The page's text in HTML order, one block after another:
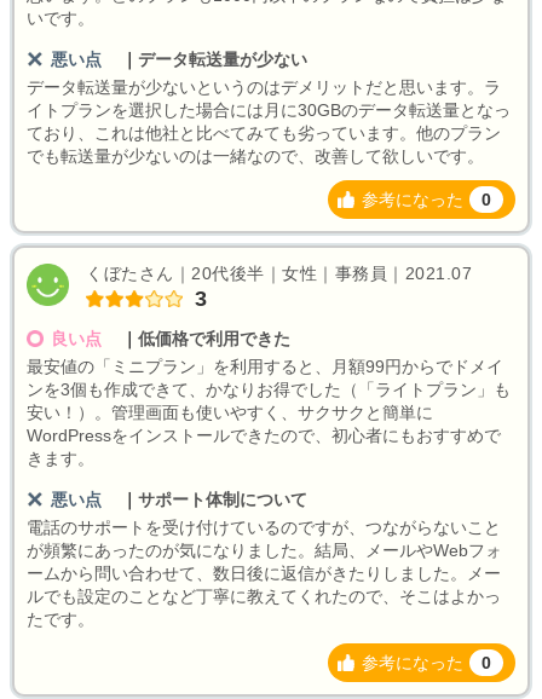
いです。
悪い点
データ転送量が少ない
データ転送量が少ないというのはデメリットだと思います。ラ
イトプランを選択した場合には月に30GBのデータ転送量となっ
ており、これは他社と比べてみても劣っています。他のプラン
でも転送量が少ないのは一緒なので、改善して欲しいです。
参考になった 0
くぼたさん｜20代後半｜女性｜事務員｜2021.07
3
良い点
低価格で利用できた
最安値の「ミニプラン」を利用すると、月額99円からでドメイ
ンを3個も作成できて、かなりお得でした（「ライトプラン」も
安い！）。管理画面も使いやすく、サクサクと簡単に
WordPressをインストールできたので、初心者にもおすすめで
きます。
悪い点
サポート体制について
電話のサポートを受け付けているのですが、つながらないこと
が頻繁にあったのが気になりました。結局、メールやWebフォ
ームから問い合わせて、数日後に返信がきたりしました。メー
ルでも設定のことなど丁寧に教えてくれたので、そこはよかっ
たです。
参考になった 0